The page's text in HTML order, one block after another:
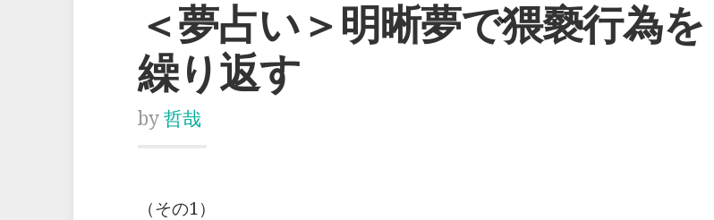
＜夢占い＞明晰夢で猥褻行為を
繰り返す
by 哲哉
（その1）